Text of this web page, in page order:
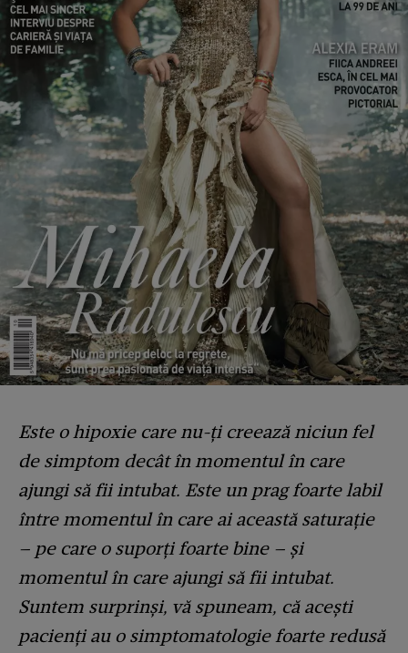
Este o hipoxie care nu-ți creează niciun fel
de simptom decât în momentul în care
ajungi să fii intubat. Este un prag foarte labil
între momentul în care ai această saturație
– pe care o suporți foarte bine – și
momentul în care ajungi să fii intubat.
Suntem surprinși, vă spuneam, că acești
pacienți au o simptomatologie foarte redusă